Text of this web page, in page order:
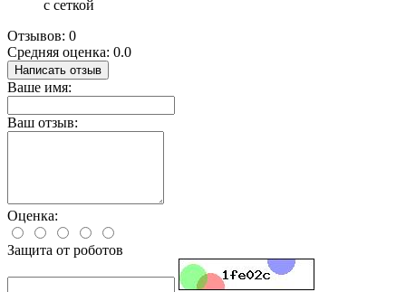
с сеткой
Отзывов: 0
Средняя оценка: 0.0
Написать отзыв
Ваше имя:
Ваш отзыв:
Оценка:
Защита от роботов